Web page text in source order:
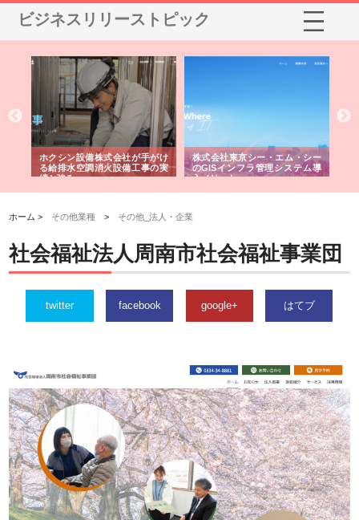
ビジネスリリーストピック
ホクシン設備株式会社が手がけ
る給排水空調消火設備工事の実
績と強み
株式会社東京シー・エム・シー
のGISインフラ管理システム導
入メリット
ホーム > その他業種 > その他_法人・企業
社会福祉法人周南市社会福祉事業団
twitter facebook google+ はてブ